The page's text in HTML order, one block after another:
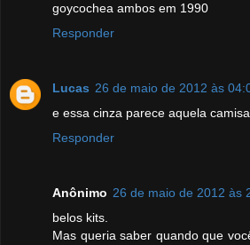
goycochea ambos em 1990
Responder
Lucas 26 de maio de 2012 às
e essa cinza parece aquela
Responder
Anônimo 26 de maio de 2012 às
belos kits.
Mas queria saber quando que